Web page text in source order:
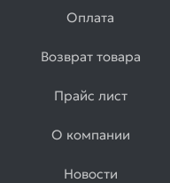
Оплата
Возврат товара
Прайс лист
О компании
Новости